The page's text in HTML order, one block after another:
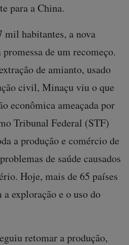
para a China.
mil habitantes, a nova
de um recomeço.
de amianto, usado
civil, Minaçu viu o que
econômica ameaçada por
Tribunal Federal (STF)
a produção e comércio de
de saúde causados
Hoje, mais de 65 países
exploração e o uso do
retomar a produção,